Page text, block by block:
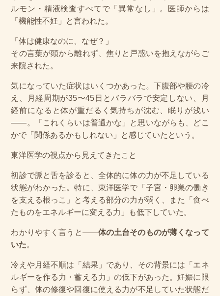
ルモン・精液検査すべてで「異常なし」。医師からは
「機能性不妊」と言われた。
「体は健康なのに、なぜ？」
その言葉が頭から離れず、焦りと戸惑いを抱えながらご
来院された。
気になっていた症状はいくつかあった。下腹部や腰の冷
え、月経周期が35〜45日とバラバラで安定しない、月
経前になると体が重だるく気持ちが沈む、眠りが浅い
——。「これくらいは普通かな」と思いながらも、どこ
かで「関係あるかもしれない」と感じていたという。
東洋医学の視点から見えてきたこと
初診で脈と舌を診ると、全体的に体の力が不足している
状態がわかった。特に、東洋医学で「子宮・卵巣の働き
を支える根っこ」と考える部分の力が弱く、また「食べ
たものをエネルギーに変える力」も低下していた。
わかりやすく言うと——体の土台そのものが薄くなって
いた。
冷えや月経不順は「結果」であり、その背景には「エネ
ルギーを作る力・蓄える力」の低下があった。妊娠に限
らず、体の修復や回復に使える力が不足していた状態だ